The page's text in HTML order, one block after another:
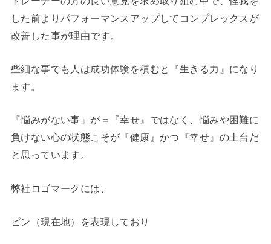
した前よりパフォーマンスアップしてコンプレックスが
改善した事が理由です。
些細な事でも人は成功体験を積むと『生きる力』になり
ます。
『悩みがない事』が＝『幸せ』ではなく、悩みや困難に
負けない心の状態こそが『健康』かつ『幸せ』の土台だ
と思っています。
弊社ロゴマークには、
ピン（現在地）を表現しており